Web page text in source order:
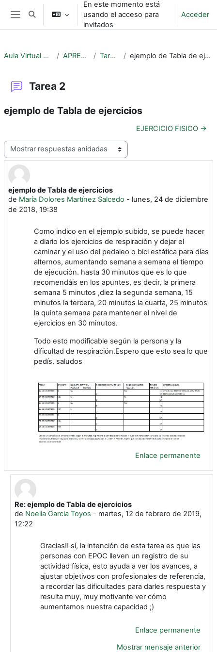
Salta al contenido principal
Panel lateral
Selector de búsqueda de entrada
En este momento está
usando el acceso para
invitados
Acceder
Aula Virtual EPOC APRENDE Tarea 2 ejemplo de Tabla de ejercicios
Tarea 2
ejemplo de Tabla de ejercicios
EJERCICIO FISICO →
Mostrar modo
ejemplo de Tabla de ejercicios
de María Dolores Martínez Salcedo - lunes, 24 de diciembre
de 2018, 19:38
Número de respuestas: 1
Como indico en el ejemplo subido, se puede hacer
a diario los ejercicios de respiración y dejar el
caminar y el uso del pedaleo o bici estática para días
alternos, aumentando semana a semana el tiempo
de ejecución. hasta 30 minutos que es lo que
recomendáis en los apuntes, es decir, la primera
semana 5 minutos ,diez la segunda semana, 15
minutos la tercera, 20 minutos la cuarta, 25 minutos
la quinta semana para mantener el nivel de
ejercicios en 30 minutos.
Todo esto modificable según la persona y la
dificultad de respiración.Espero que esto sea lo que
pedís. saludos
Enlace permanente
En respuesta a María Dolores Martínez Salcedo
Re: ejemplo de Tabla de ejercicios
de Noelia Garcia Toyos - martes, 12 de febrero de 2019,
12:22
Gracias!! sí, la intención de esta tarea es que las
personas con EPOC lleven un registro de su
actividad física, esto ayuda a ver los avances, a
ajustar objetivos con profesionales de referencia,
a recordar las dificultades para darles respuesta y
resulta muy, muy motivante ver cómo
aumentamos nuestra capacidad ;)
Enlace permanente
Mostrar mensaje anterior